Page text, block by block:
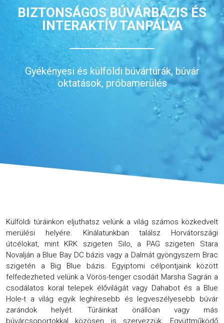
BIZTONSÁGOS BÚVÁRBÁZIS ÉS
INTERAKTÍV TANPÁLYA
Gyékényesi és külföldi búvártúrák, búvár
oktatások, próbamerülés
Külföldi túráinkon eljuthatsz velünk a világ számos közkedvelt
merülési helyére. Kínálatunkban találsz Horvátországi
útcélokat, mint KRK szigeten Silo, a PAG szigeten Stara
Novalján a Blue Bay DC bázis vagy a Dalmát gyöngyszem Brac
szigetén a Big Blue bázis. Egyiptomi célpontjaink között
felfedezheted velünk a Vörös-tenger csodáit Marsha Sagrán a
csodálatos koral telepek élővilágát vagy Dahabot és a Blue
Hole-t a világ egyik leghíresebb és legveszélyesebb búvár
zarándok helyét. Túráinkat önállóan vagy más
búvárcsoportokkal közösen is szervezzük. Együttműködő